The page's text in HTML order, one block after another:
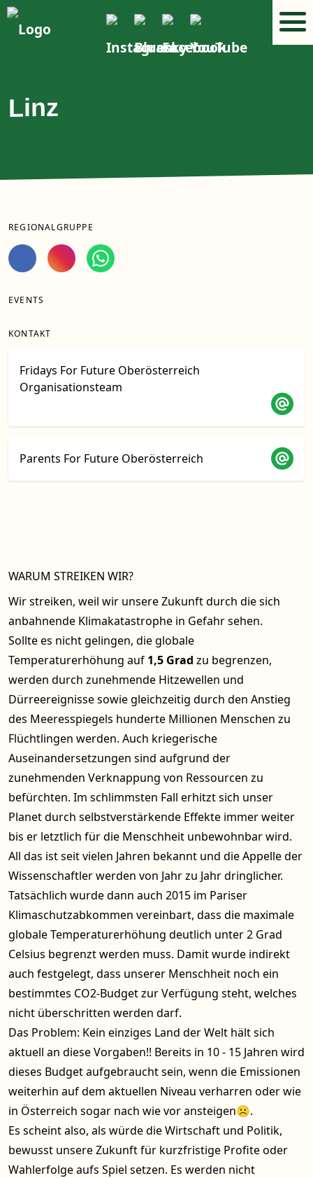
Linz
REGIONALGRUPPE
EVENTS
KONTAKT
Fridays For Future Oberösterreich
Organisationsteam
Parents For Future Oberösterreich
WARUM STREIKEN WIR?
Wir streiken, weil wir unsere Zukunft durch die sich
anbahnende Klimakatastrophe in Gefahr sehen.
Sollte es nicht gelingen, die globale
Temperaturerhöhung auf 1,5 Grad zu begrenzen,
werden durch zunehmende Hitzewellen und
Dürreereignisse sowie gleichzeitig durch den Anstieg
des Meeresspiegels hunderte Millionen Menschen zu
Flüchtlingen werden. Auch kriegerische
Auseinandersetzungen sind aufgrund der
zunehmenden Verknappung von Ressourcen zu
befürchten. Im schlimmsten Fall erhitzt sich unser
Planet durch selbstverstärkende Effekte immer weiter
bis er letztlich für die Menschheit unbewohnbar wird.
All das ist seit vielen Jahren bekannt und die Appelle der
Wissenschaftler werden von Jahr zu Jahr dringlicher.
Tatsächlich wurde dann auch 2015 im Pariser
Klimaschutzabkommen vereinbart, dass die maximale
globale Temperaturerhöhung deutlich unter 2 Grad
Celsius begrenzt werden muss. Damit wurde indirekt
auch festgelegt, dass unserer Menschheit noch ein
bestimmtes CO2-Budget zur Verfügung steht, welches
nicht überschritten werden darf.
Das Problem: Kein einziges Land der Welt hält sich
aktuell an diese Vorgaben!! Bereits in 10 - 15 Jahren wird
dieses Budget aufgebraucht sein, wenn die Emissionen
weiterhin auf dem aktuellen Niveau verharren oder wie
in Österreich sogar nach wie vor ansteigen☹.
Es scheint also, als würde die Wirtschaft und Politik,
bewusst unsere Zukunft für kurzfristige Profite oder
Wahlerfolge aufs Spiel setzen. Es werden nicht